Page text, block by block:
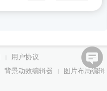
|
用户协议
背景动效编辑器 |
图片布局编辑